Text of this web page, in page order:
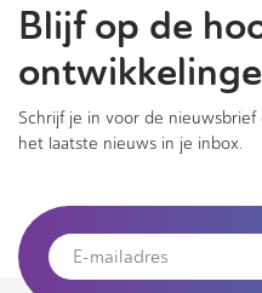
Blijf op de
Schrijf je in voor de
het laatste nieuws in je inbox.